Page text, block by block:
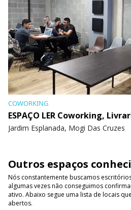
COWORKING
ESPAÇO LER Coworking,
Jardim Esplanada, Mogi Das Cruzes
Outros espaços
Nós constantemente buscamos
algumas vezes não conseguimos
ativo. Abaixo segue uma lista de locais
abertos.